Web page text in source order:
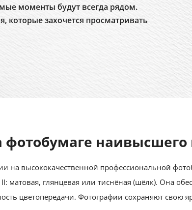
моменты будут всегда рядом.
захочется просматривать
фотобумаге наивысшего
на высококачественной профессиональной
матовая, глянцевая или тиснёная (шёлк). Она
цветопередачи. Фотографии сохраняют свою